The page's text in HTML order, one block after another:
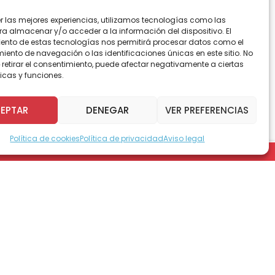
las mejores experiencias, utilizamos tecnologías como las
almacenar y/o acceder a la información del dispositivo. El
de estas tecnologías nos permitirá procesar datos como el
de navegación o las identificaciones únicas en este sitio. No
el consentimiento, puede afectar negativamente a ciertas
y funciones.
DENEGAR VER PREFERENCIAS
Política de cookiesPolítica de privacidadAviso legal
y contó con la
López Pérez, la
En la actividad se
atraviesan las clínicas y
pacientes y usuarios.